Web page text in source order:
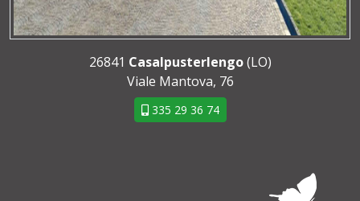
26841 Casalpusterlengo(LO)
Viale Mantova, 76
335 29 36 74